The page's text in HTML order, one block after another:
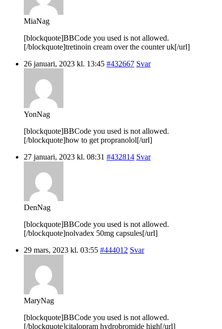
MiaNag
[blockquote]BBCode you used is not allowed.
[/blockquote]tretinoin cream over the counter uk[/url]
26 januari, 2023 kl. 13:45 #432667 Svar
YonNag
[blockquote]BBCode you used is not allowed.
[/blockquote]how to get propranolol[/url]
27 januari, 2023 kl. 08:31 #432814 Svar
DenNag
[blockquote]BBCode you used is not allowed.
[/blockquote]nolvadex 50mg capsules[/url]
29 mars, 2023 kl. 03:55 #444012 Svar
MaryNag
[blockquote]BBCode you used is not allowed.
[/blockquote]citalopram hydrobromide high[/url]